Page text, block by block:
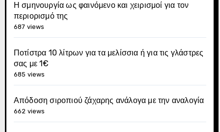
Η σμηνουργία ως φαινόμενο και χειρισμοί για τον
περιορισμό της
687 views
Ποτίστρα 10 λίτρων για τα μελίσσια ή για τις γλάστρες
σας με 1€
685 views
Απόδοση σιροπιού ζάχαρης ανάλογα με την αναλογία
662 views